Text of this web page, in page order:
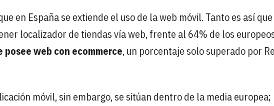
en España se extiende el uso de la web móvil. Tanto es así
localizador de tiendas vía web, frente al 64% de los
posee web con ecommerce, un porcentaje solo superado por
móvil, sin embargo, se sitúan dentro de la media